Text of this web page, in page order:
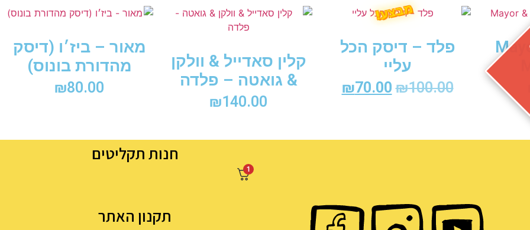
מבצע!
פלד – דיסק הכל
עליי
₪100.00
₪70.00
קלין סאדייל & וולקן
& גואטה – פלדה
₪140.00
מאור – ביז׳ו (דיסק
מהדורת בונוס)
₪80.00
חנות תקליטים
1
תקנון האתר